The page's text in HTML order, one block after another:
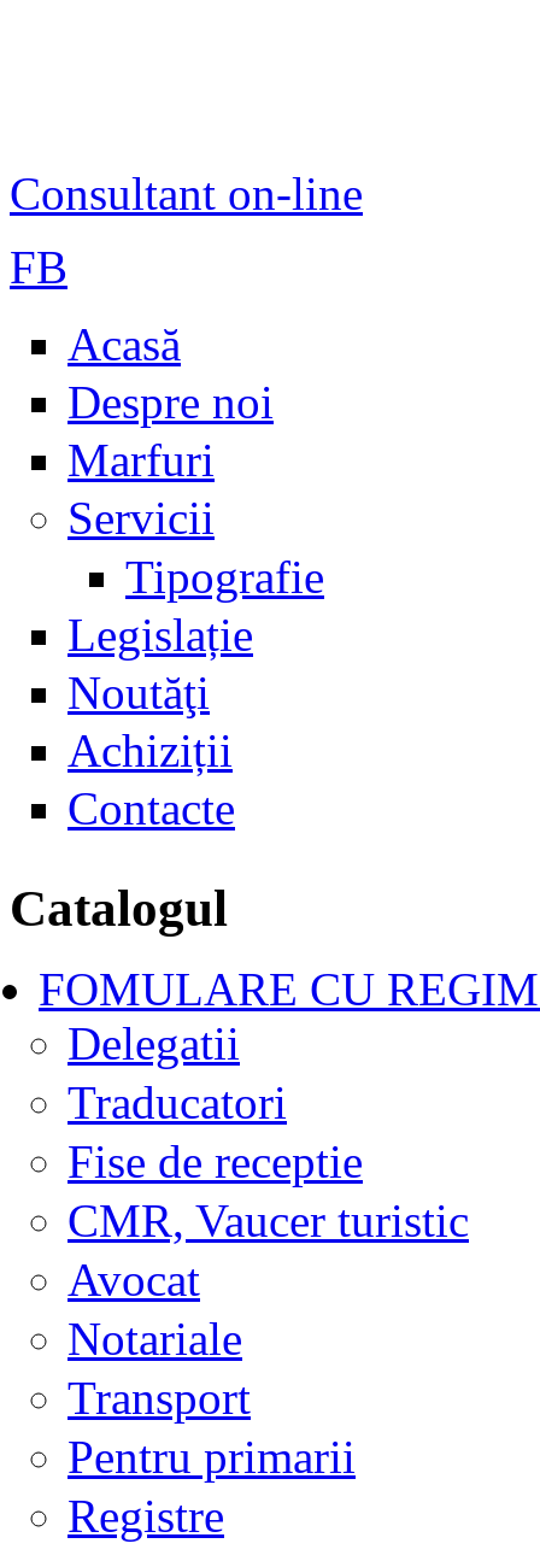
Consultant on-line
FB
Acasă
Despre noi
Marfuri
Servicii
Tipografie
Legislație
Noutăţi
Achiziții
Contacte
Catalogul
FOMULARE CU
Delegatii
Traducatori
Fise de receptie
CMR, Vaucer turistic
Avocat
Notariale
Transport
Pentru primarii
Registre